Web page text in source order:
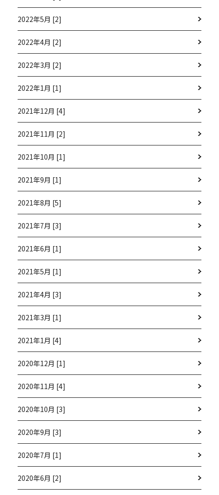
2022年5月 [2]
2022年4月 [2]
2022年3月 [2]
2022年1月 [1]
2021年12月 [4]
2021年11月 [2]
2021年10月 [1]
2021年9月 [1]
2021年8月 [5]
2021年7月 [3]
2021年6月 [1]
2021年5月 [1]
2021年4月 [3]
2021年3月 [1]
2021年1月 [4]
2020年12月 [1]
2020年11月 [4]
2020年10月 [3]
2020年9月 [3]
2020年7月 [1]
2020年6月 [2]